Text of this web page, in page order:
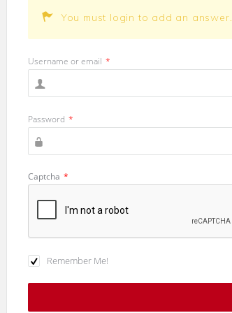
You must login to add an answer.
Username or email *
Password *
Captcha *
Remember Me!